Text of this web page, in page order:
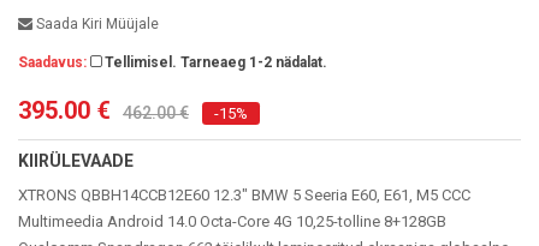
Saada Kiri Müüjale
Saadavus: Tellimisel. Tarneaeg 1-2 nädalat.
395.00 € 462.00 € -15%
KIIRÜLEVAADE
XTRONS QBBH14CCB12E60 12.3" BMW 5 Seeria E60, E61, M5 CCC
Multimeedia Android 14.0 Octa-Core 4G 10,25-tolline 8+128GB